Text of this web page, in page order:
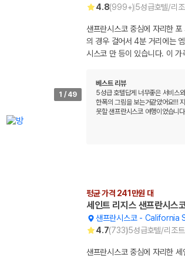
1 / 49
4.8(999+)5성급호텔/리
샌프란시스코 중심에 자리한
의 경우 걸어서 4분 거리에는
시스코 만 등이 있습니다. 이
베스트 리뷰
5성급 호텔답게 너무좋은 서비스
한폭의 그림을 보는거같았어요!!!
못할 샌프란시스코 여행이었습니다
평균 가격 241만원 대
세인트 리지스 샌프란시스
샌프란시스코- California
4.7(733)5성급호텔/리조트
샌프란시스코 중심에 자리한